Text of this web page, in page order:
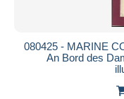
080425 - MARINE
An Bord des